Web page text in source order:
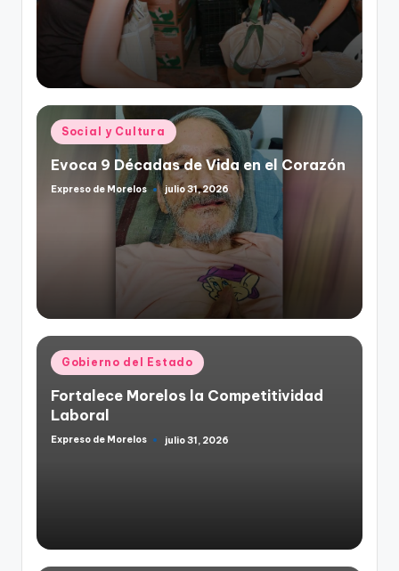
Publicado
en
Social y Cultura
Evoca 9 Décadas de Vida en el Corazón
Publicado
Expreso de Morelos julio 31, 2026
Publicado
en
Gobierno del Estado
Fortalece Morelos la Competitividad
Laboral
Publicado
Expreso de Morelos julio 31, 2026